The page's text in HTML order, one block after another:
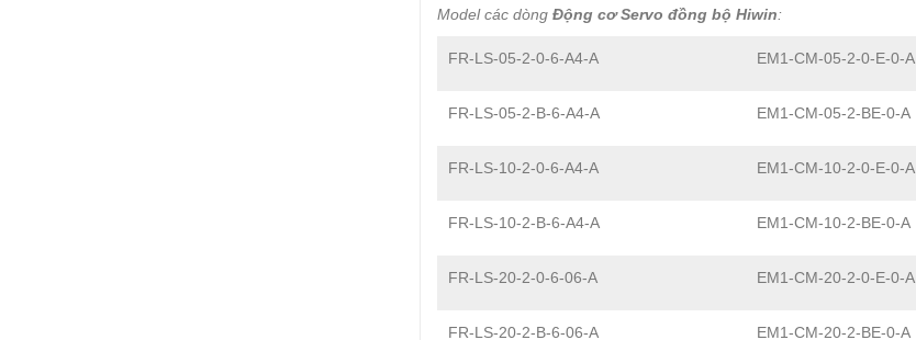
Model các dòng Động cơ Servo đồng bộ Hiwin:
FR-LS-05-2-0-6-A4-A EM1-CM-05-2-0-E-0-A
FR-LS-05-2-B-6-A4-A EM1-CM-05-2-BE-0-A
FR-LS-10-2-0-6-A4-A EM1-CM-10-2-0-E-0-A
FR-LS-10-2-B-6-A4-A EM1-CM-10-2-BE-0-A
FR-LS-20-2-0-6-06-A EM1-CM-20-2-0-E-0-A
FR-LS-20-2-B-6-06-A EM1-CM-20-2-BE-0-A